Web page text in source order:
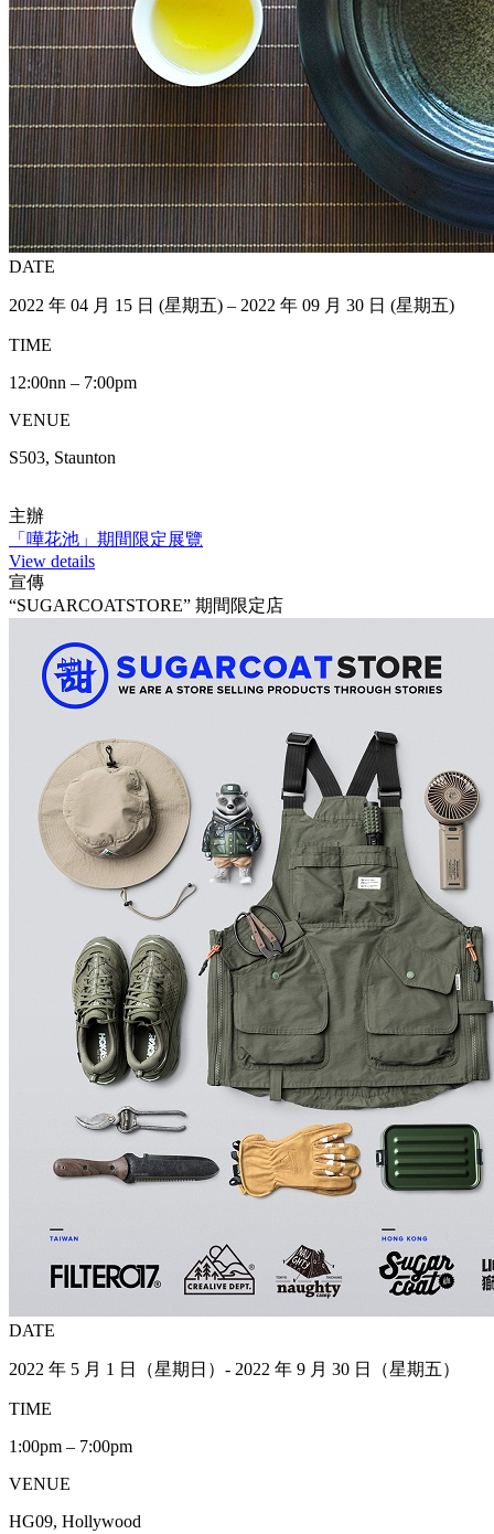
DATE
2022 年 04 月 15 日 (星期五) – 2022 年 09 月 30 日 (星期五)
TIME
12:00nn – 7:00pm
VENUE
S503, Staunton
主辦
「嘩花池」期間限定展覽
View details
宣傳
“SUGARCOATSTORE” 期間限定店
DATE
2022 年 5 月 1 日（星期日）- 2022 年 9 月 30 日（星期五）
TIME
1:00pm – 7:00pm
VENUE
HG09, Hollywood